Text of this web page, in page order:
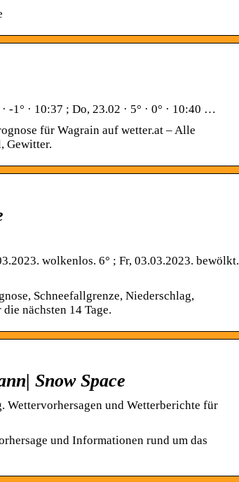
-1° · 10:37 ; Do, 23.02 · 5° · 0° · 10:40 …
für Wagrain auf wetter.at – Alle
Gewitter.
wolkenlos. 6° ; Fr, 03.03.2023. bewölkt.
Schneefallgrenze, Niederschlag,
nächsten 14 Tage.
Snow Space
und Wetterberichte für
und Informationen rund um das